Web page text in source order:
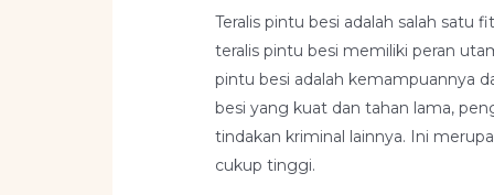
Teralis pintu besi adalah salah
teralis pintu besi memiliki peran
pintu besi adalah kemampuannya
besi yang kuat dan tahan lama,
tindakan kriminal lainnya. Ini
cukup tinggi.